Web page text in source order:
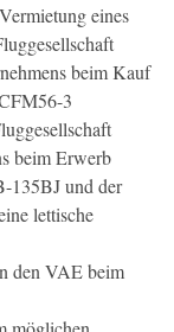
eines
beim Kauf
3
beim Erwerb
135BJ und der
lettische
den VAE beim